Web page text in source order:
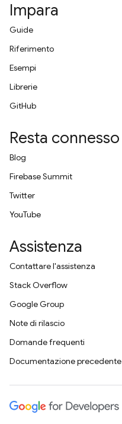
Impara
Guide
Riferimento
Esempi
Librerie
GitHub
Resta connesso
Blog
Firebase Summit
Twitter
YouTube
Assistenza
Contattare l'assistenza
Stack Overflow
Google Group
Note di rilascio
Domande frequenti
Documentazione precedente